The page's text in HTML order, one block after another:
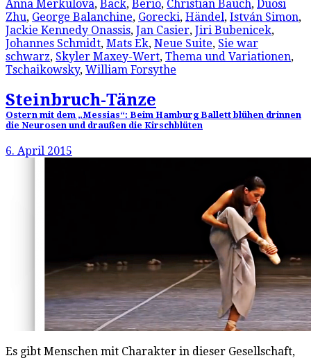
Anna Merkulova, Back, Berio, Christian Bauch, Duosi
Zhu, George Balanchine, Gorecki, Händel, István Simon,
Jackie Kennedy Onassis, Jan Casier, Jiri Bubenicek,
Johannes Schmidt, Mats Ek, Neue Suite, Sie war
schwarz, Skyler Maxey-Wert, Thema und Variationen,
Tschaikowsky, William Forsythe
Steinbruch-Tänze
Ostern mit dem „Messias“: Beim Hamburg Ballett blühen drinnen
die Neurosen und draußen die Kirschblüten
6. April 2015
Es gibt Menschen mit Charakter in dieser Gesellschaft,